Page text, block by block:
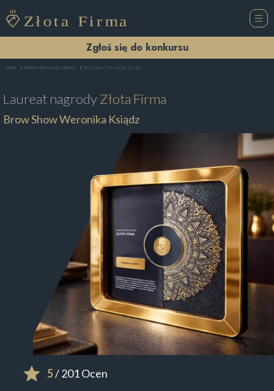
Zgłoś się do konkursu
Home Salon Kosmetyczny Zamość Brow Show Weronika Ksiądz
Laureat nagrodyZłota Firma
Brow Show Weronika Ksiądz
5/ 201 Ocen